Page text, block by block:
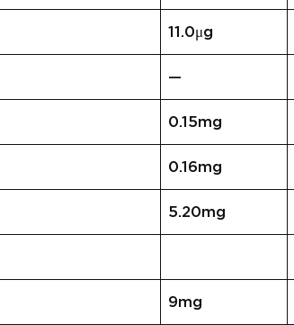
11.0μg
—
0.15mg
0.16mg
5.20mg
9mg